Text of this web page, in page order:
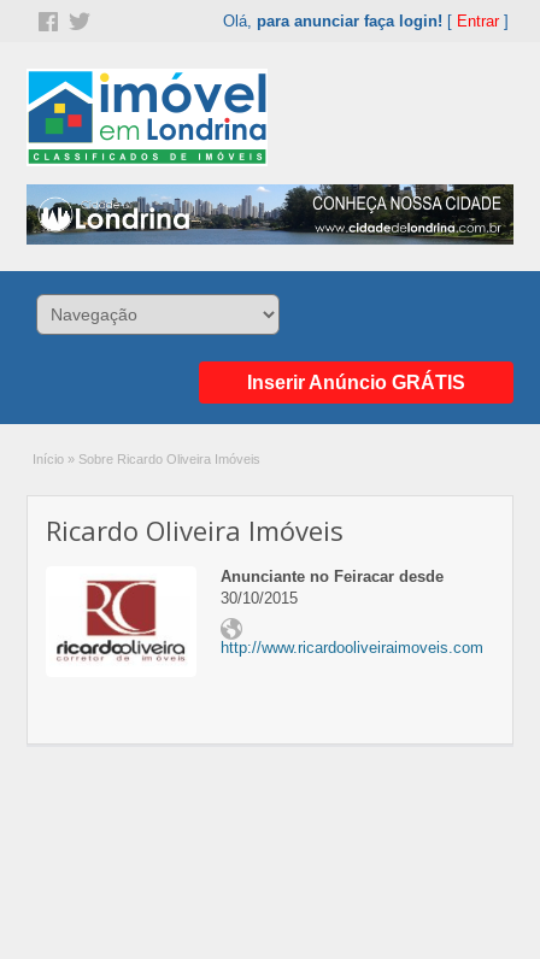
Olá, para anunciar faça login! [ Entrar]
Inserir Anúncio GRÁTIS
Início » Sobre Ricardo Oliveira Imóveis
Ricardo Oliveira Imóveis
Anunciante no Feiracar desde
30/10/2015
http://www.ricardooliveiraimoveis.com